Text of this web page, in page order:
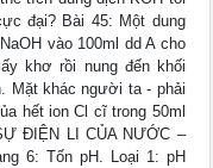
đại? Bài 45: Một dung
vào 100ml dd A cho
khơ rồi nung đến khối
Mặt khác người ta - phải
hết ion Cl cĩ trong 50ml
ĐIỆN LI CỦA NƯỚC –
6: Tốn pH. Loại 1: pH